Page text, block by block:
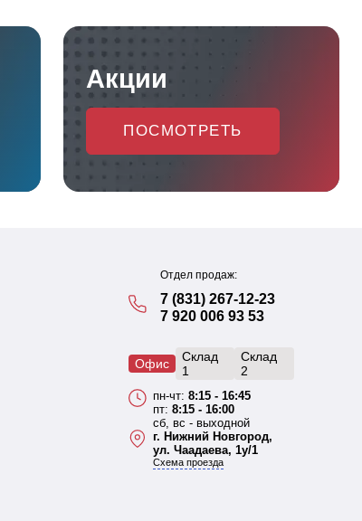
Акции
ПОСМОТРЕТЬ
Отдел продаж:
7 (831) 267-12-23
7 920 006 93 53
Офис
Склад
1
Склад
2
пн-чт: 8:15 - 16:45
пт: 8:15 - 16:00
сб, вс - выходной
г. Нижний Новгород,
ул. Чаадаева, 1у/1
Схема проезда